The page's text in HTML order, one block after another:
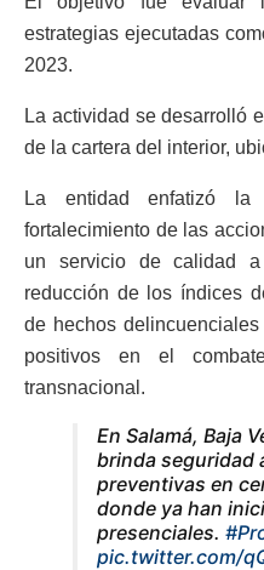
estrategias ejecutadas
2023.
La actividad se desarrolló
de la cartera del interior,
La entidad enfatizó la
fortalecimiento de las
un servicio de calidad
reducción de los índices
de hechos
positivos en el
transnacional.
En Salamá, Baja
brinda seguridad
preventivas en
donde ya han
presenciales.
pic.twitter.com/